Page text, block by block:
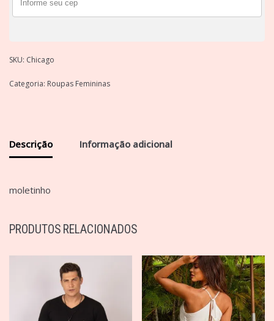
SKU: Chicago
Categoria: Roupas Femininas
Descrição Informação adicional
moletinho
PRODUTOS RELACIONADOS